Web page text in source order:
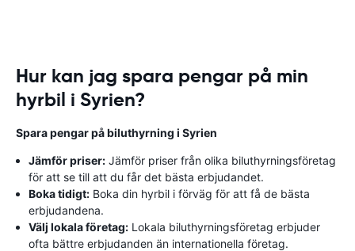
Hur kan jag spara pengar på min
hyrbil i Syrien?
Spara pengar på biluthyrning i Syrien
Jämför priser: Jämför priser från olika biluthyrningsföretag
för att se till att du får det bästa erbjudandet.
Boka tidigt: Boka din hyrbil i förväg för att få de bästa
erbjudandena.
Välj lokala företag: Lokala biluthyrningsföretag erbjuder
ofta bättre erbjudanden än internationella företag.